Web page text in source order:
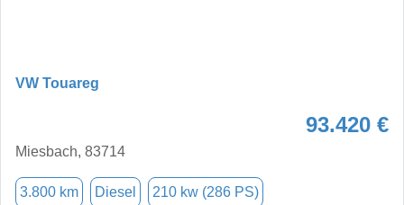
VW Touareg
93.420 €
Miesbach, 83714
3.800 km Diesel 210 kw (286 PS)